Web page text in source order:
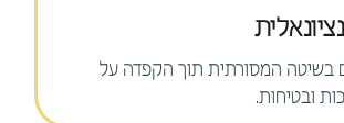
בשיטה המסורתית תוך הקפדה על
ובטיחות.